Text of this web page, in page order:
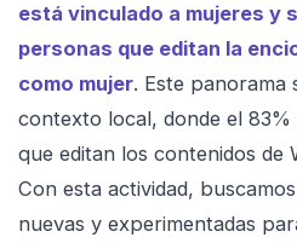
está vinculado a mujeres y
personas que editan la
como mujer. Este panorama
contexto local, donde el 83%
que editan los contenidos de
Con esta actividad,
nuevas y experimentadas